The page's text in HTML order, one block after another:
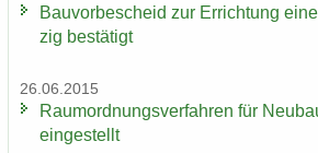
Bau­vor­be­scheid zur Er­rich­tung
zig be­stä­tigt
26.06.2015
Raum­ord­nungs­ver­fah­ren für
ein­ge­stellt